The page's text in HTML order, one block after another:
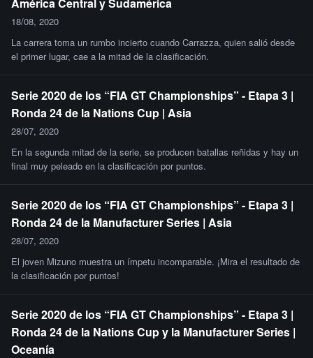
18/08, 2020
La carrera toma un rumbo incierto cuando Carrazza, quien salió desde
el primer lugar, cae a la mitad de la clasificación.
Serie 2020 de los “FIA GT Championships” - Etapa 3 |
Ronda 24 de la Nations Cup | Asia
28/07, 2020
En la segunda mitad de la serie, se producen batallas reñidas y hay un
final muy peleado en la clasificación por puntos.
Serie 2020 de los “FIA GT Championships” - Etapa 3 |
Ronda 24 de la Manufacturer Series | Asia
28/07, 2020
El joven Mizuno muestra un ímpetu incomparable. ¡Mira el resultado de
la clasificación por puntos!
Serie 2020 de los “FIA GT Championships” - Etapa 3 |
Ronda 24 de la Nations Cup y la Manufacturer Series |
Oceanía